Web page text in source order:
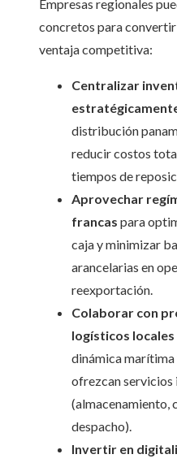
Empresas regionales
concretos para
ventaja competitiva:
Centralizar
distribución
reducir costos
tiempos de
Aprovechar
francas para
caja y minimizar
arancelarias en
reexportación.
Colaborar con
logísticos locales
dinámica marítima
ofrezcan servicios
(almacenamiento,
despacho).
Invertir en